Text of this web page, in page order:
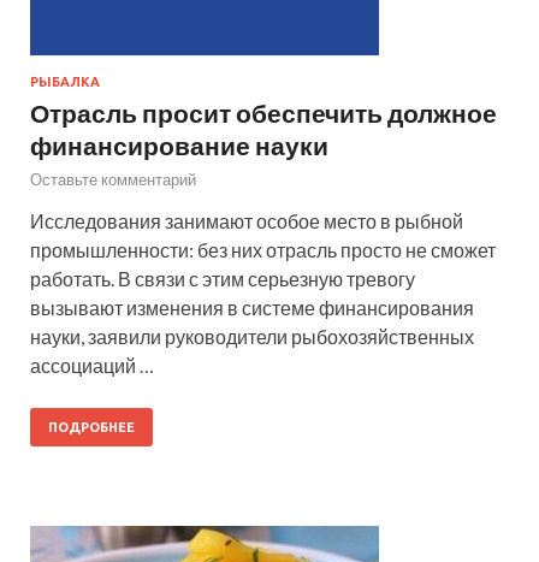
РЫБАЛКА
Отрасль просит обеспечить должное
финансирование науки
Оставьте комментарий
Исследования занимают особое место в рыбной
промышленности: без них отрасль просто не сможет
работать. В связи с этим серьезную тревогу
вызывают изменения в системе финансирования
науки, заявили руководители рыбохозяйственных
ассоциаций …
ПОДРОБНЕЕ